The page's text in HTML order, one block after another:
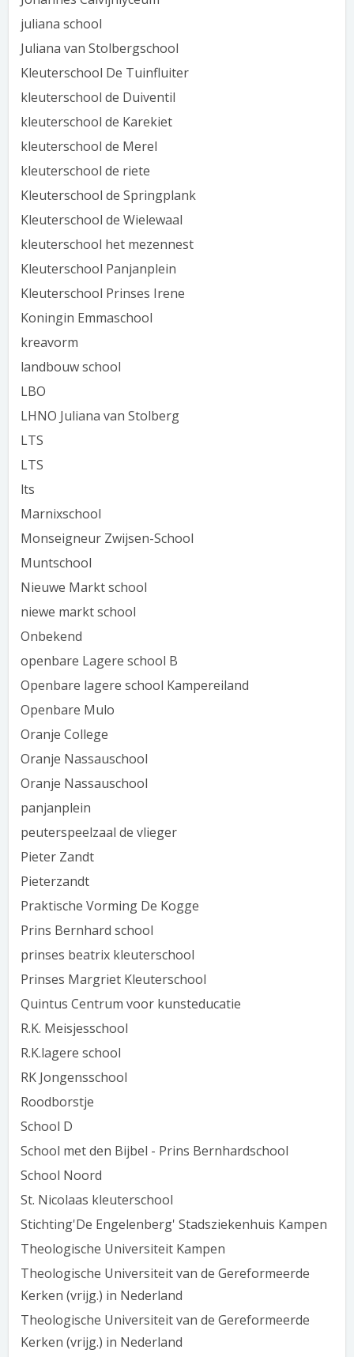
juliana school
Juliana van Stolbergschool
Kleuterschool De Tuinfluiter
kleuterschool de Duiventil
kleuterschool de Karekiet
kleuterschool de Merel
kleuterschool de riete
Kleuterschool de Springplank
Kleuterschool de Wielewaal
kleuterschool het mezennest
Kleuterschool Panjanplein
Kleuterschool Prinses Irene
Koningin Emmaschool
kreavorm
landbouw school
LBO
LHNO Juliana van Stolberg
LTS
LTS
lts
Marnixschool
Monseigneur Zwijsen-School
Muntschool
Nieuwe Markt school
niewe markt school
Onbekend
openbare Lagere school B
Openbare lagere school Kampereiland
Openbare Mulo
Oranje College
Oranje Nassauschool
Oranje Nassauschool
panjanplein
peuterspeelzaal de vlieger
Pieter Zandt
Pieterzandt
Praktische Vorming De Kogge
Prins Bernhard school
prinses beatrix kleuterschool
Prinses Margriet Kleuterschool
Quintus Centrum voor kunsteducatie
R.K. Meisjesschool
R.K.lagere school
RK Jongensschool
Roodborstje
School D
School met den Bijbel - Prins Bernhardschool
School Noord
St. Nicolaas kleuterschool
Stichting'De Engelenberg' Stadsziekenhuis Kampen
Theologische Universiteit Kampen
Theologische Universiteit van de Gereformeerde
Kerken (vrijg.) in Nederland
Theologische Universiteit van de Gereformeerde
Kerken (vrijg.) in Nederland